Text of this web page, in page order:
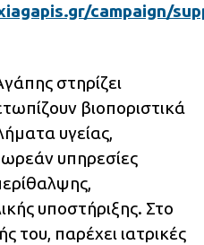
campaign/
στηρίζει
βιοποριστικά
υγείας,
υπηρεσίες
υποστήριξης. Στο
του, παρέχει ιατρικές